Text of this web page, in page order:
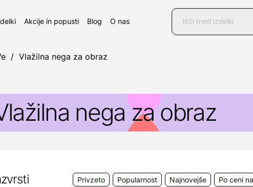
Akcije in popusti Blog O nas
Products
search
/ Vlažilna nega za obraz
nega za obraz
Privzeto Popularnost Najnovejše Po ceni